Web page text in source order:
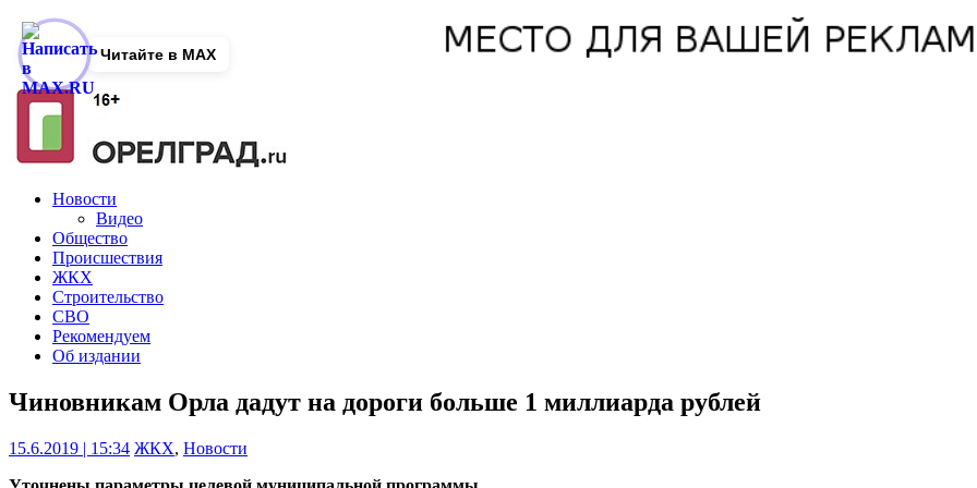
Новости
Видео
Общество
Происшествия
ЖКХ
Строительство
СВО
Рекомендуем
Об издании
Чиновникам Орла дадут на дороги больше 1 миллиарда рублей
15.6.2019 | 15:34 ЖКХ, Новости
Читайте в MAX